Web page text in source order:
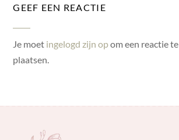
GEEF EEN REACTIE
Je moet ingelogd zijn opom een reactie te
plaatsen.